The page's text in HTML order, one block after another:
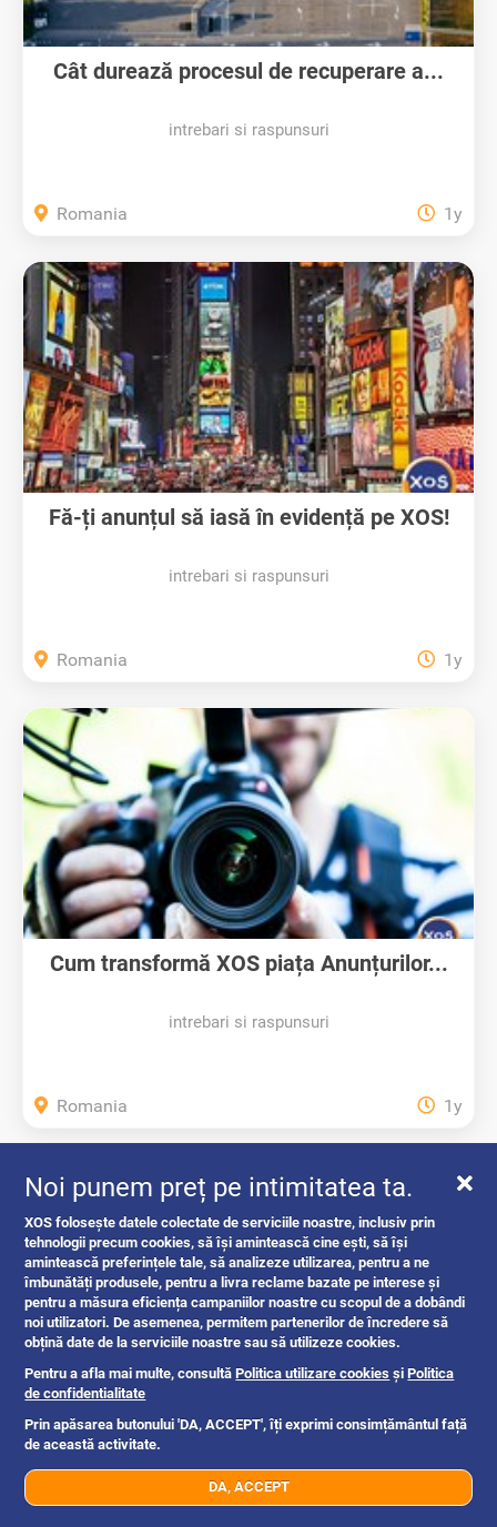
07xx xxx xxx Trimite mesaj
Cât durează procesul de recuperare a...
intrebari si raspunsuri
Romania 1y
Fă-ți anunțul să iasă în evidență pe XOS!
intrebari si raspunsuri
Romania 1y
Cum transformă XOS piața Anunțurilor...
intrebari si raspunsuri
Romania 1y
Oferte si reduceri
Noi punem preț pe intimitatea ta.
XOS folosește datele colectate de serviciile noastre, inclusiv prin
tehnologii precum cookies, să își amintească cine ești, să își
amintească preferințele tale, să analizeze utilizarea, pentru a ne
îmbunătăți produsele, pentru a livra reclame bazate pe interese și
pentru a măsura eficiența campaniilor noastre cu scopul de a dobândi
noi utilizatori. De asemenea, permitem partenerilor de încredere să
obțină date de la serviciile noastre sau să utilizeze cookies.
Pentru a afla mai multe, consultăPolitica utilizare cookies șiPolitica
de confidentialitate
Prin apăsarea butonului 'DA, ACCEPT', îți exprimi consimțământul față
de această activitate.
DA, ACCEPT